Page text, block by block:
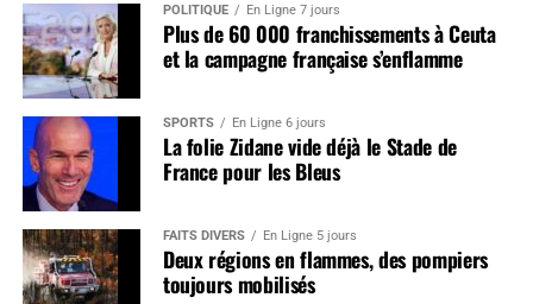
POLITIQUE En Ligne 7 jours
Plus de 60 000 franchissements à Ceuta
et la campagne française s’enflamme
SPORTS En Ligne 6 jours
La folie Zidane vide déjà le Stade de
France pour les Bleus
FAITS DIVERS En Ligne 5 jours
Deux régions en flammes, des pompiers
toujours mobilisés